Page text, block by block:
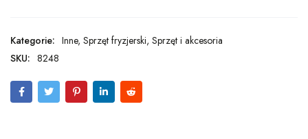
Kategorie: Inne, Sprzęt fryzjerski, Sprzęt i akcesoria
SKU: 8248